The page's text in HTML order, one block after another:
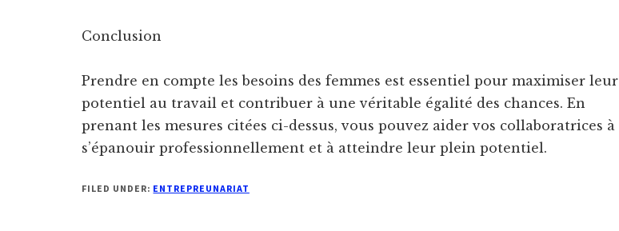
Conclusion
Prendre en compte les besoins des femmes est essentiel pour maximiser leur
potentiel au travail et contribuer à une véritable égalité des chances. En
prenant les mesures citées ci-dessus, vous pouvez aider vos collaboratrices à
s’épanouir professionnellement et à atteindre leur plein potentiel.
FILED UNDER: ENTREPREUNARIAT